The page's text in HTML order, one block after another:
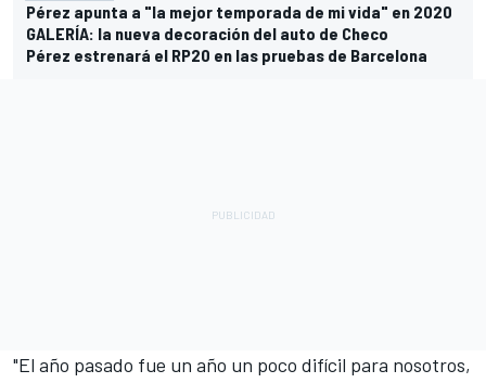
Pérez apunta a "la mejor temporada de mi vida" en 2020
GALERÍA: la nueva decoración del auto de Checo
Pérez estrenará el RP20 en las pruebas de Barcelona
"El año pasado fue un año un poco difícil para nosotros,